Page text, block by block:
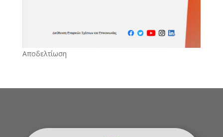
Αποδελτίωση